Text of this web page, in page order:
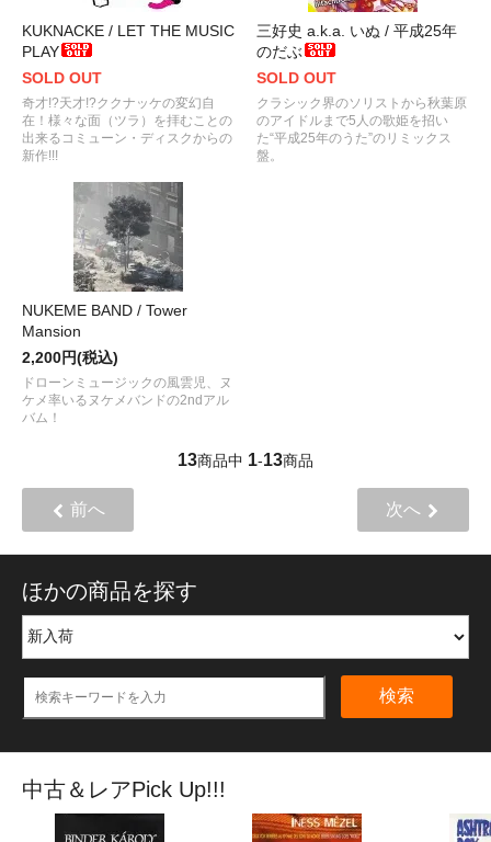
KUKNACKE / LET THE MUSIC
PLAY
SOLD OUT
奇才!?天才!?ククナッケの変幻自
在！様々な面（ツラ）を拝むことの
出来るコミューン・ディスクからの
新作!!!
三好史 a.k.a. いぬ / 平成25年
のだぶ
SOLD OUT
クラシック界のソリストから秋葉原
のアイドルまで5人の歌姫を招い
た“平成25年のうた”のリミックス
盤。
NUKEME BAND / Tower
Mansion
2,200円(税込)
ドローンミュージックの風雲児、ヌ
ケメ率いるヌケメバンドの2ndアル
バム！
13商品中 1-13商品
前へ 次へ
ほかの商品を探す
検索
中古＆レアPick Up!!!